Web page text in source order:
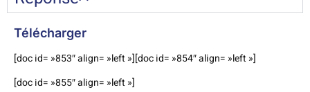
Télécharger
[doc id= »853″ align= »left »][doc id= »854″ align= »left »]
[doc id= »855″ align= »left »]